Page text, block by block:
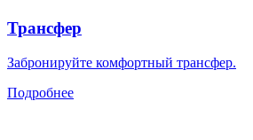
Трансфер
Забронируйте комфортный трансфер.
Подробнее